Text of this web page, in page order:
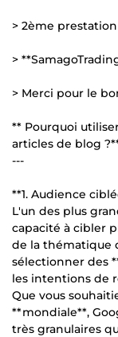
> 2ème
>
> Merci pour le
** Pourquoi
articles de blog
---
**1. Audience
L'un des plus
capacité à cibler
de la thématique
sélectionner des
les intentions de
Que vous
**mondiale**,
très granulaires